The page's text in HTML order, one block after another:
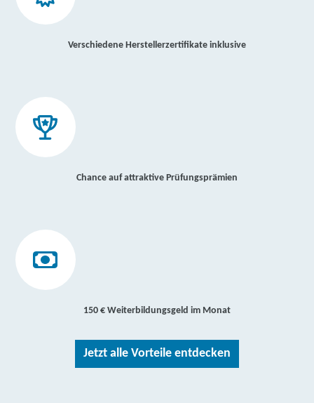
Verschiedene Herstellerzertifikate inklusive
Chance auf attraktive Prüfungsprämien
150 € Weiterbildungsgeld im Monat
Jetzt alle Vorteile entdecken